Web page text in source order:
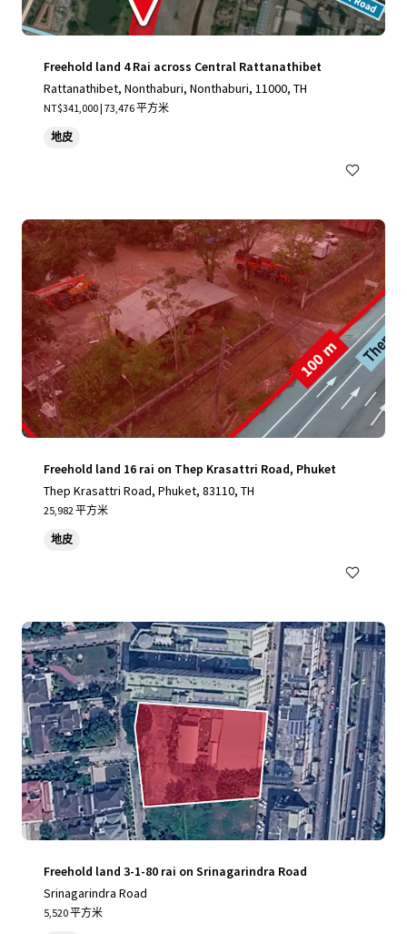
Freehold land 4 Rai across Central Rattanathibet
Rattanathibet, Nonthaburi, Nonthaburi, 11000, TH
NT$341,000 | 73,476 平方米
地皮
Freehold land 16 rai on Thep Krasattri Road, Phuket
Thep Krasattri Road, Phuket, 83110, TH
25,982 平方米
地皮
Freehold land 3-1-80 rai on Srinagarindra Road
Srinagarindra Road
5,520 平方米